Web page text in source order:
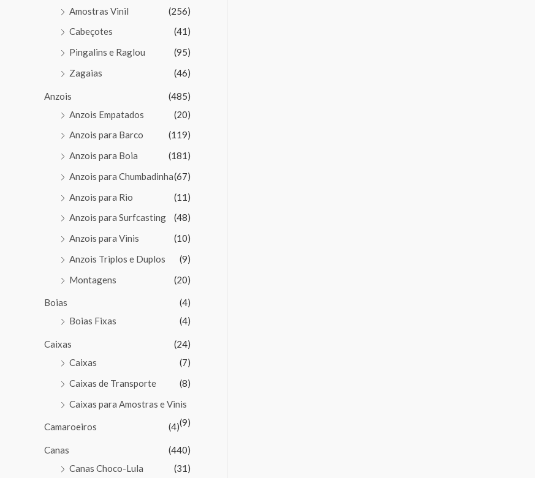
Amostras Vinil
(256)
Cabeçotes
(41)
Pingalins e Raglou
(95)
Zagaias
(46)
Anzois
(485)
Anzois Empatados
(20)
Anzois para Barco
(119)
Anzois para Boia
(181)
Anzois para Chumbadinha(67)
Anzois para Rio
(11)
Anzois para Surfcasting
(48)
Anzois para Vinis
(10)
Anzois Triplos e Duplos
(9)
Montagens
(20)
Boias
(4)
Boias Fixas
(4)
Caixas
(24)
Caixas
(7)
Caixas de Transporte
(8)
Caixas para Amostras e Vinis
(9)
Camaroeiros (4)
Canas
(440)
Canas Choco-Lula
(31)